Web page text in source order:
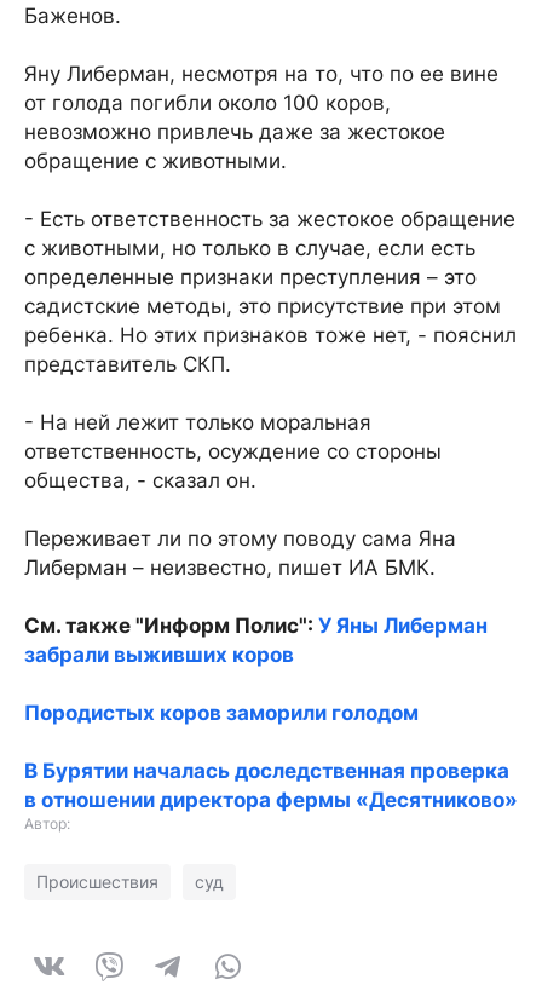
Баженов.
Яну Либерман, несмотря на то, что по ее вине
от голода погибли около 100 коров,
невозможно привлечь даже за жестокое
обращение с животными.
- Есть ответственность за жестокое обращение
с животными, но только в случае, если есть
определенные признаки преступления – это
садистские методы, это присутствие при этом
ребенка. Но этих признаков тоже нет, - пояснил
представитель СКП.
- На ней лежит только моральная
ответственность, осуждение со стороны
общества, - сказал он.
Переживает ли по этому поводу сама Яна
Либерман – неизвестно, пишет ИА БМК.
См. также "Информ Полис": У Яны Либерман
забрали выживших коров
Породистых коров заморили голодом
В Бурятии началась доследственная проверка
в отношении директора фермы «Десятниково»
Автор:
Происшествия суд